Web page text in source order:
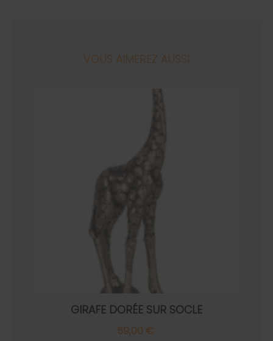
VOUS AIMEREZ AUSSI
GIRAFE DORÉE SUR SOCLE
59,00 €